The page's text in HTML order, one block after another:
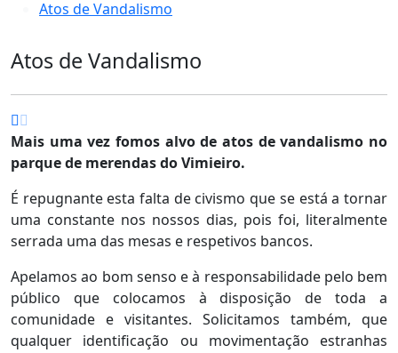
Atos de Vandalismo
Atos de Vandalismo
Mais uma vez fomos alvo de atos de vandalismo no
parque de merendas do Vimieiro.
É repugnante esta falta de civismo que se está a tornar
uma constante nos nossos dias, pois foi, literalmente
serrada uma das mesas e respetivos bancos.
Apelamos ao bom senso e à responsabilidade pelo bem
público que colocamos à disposição de toda a
comunidade e visitantes. Solicitamos também, que
qualquer identificação ou movimentação estranhas